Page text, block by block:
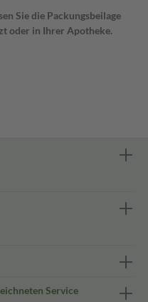
Sie die Packungsbeilage
oder in Ihrer Apotheke.
Service